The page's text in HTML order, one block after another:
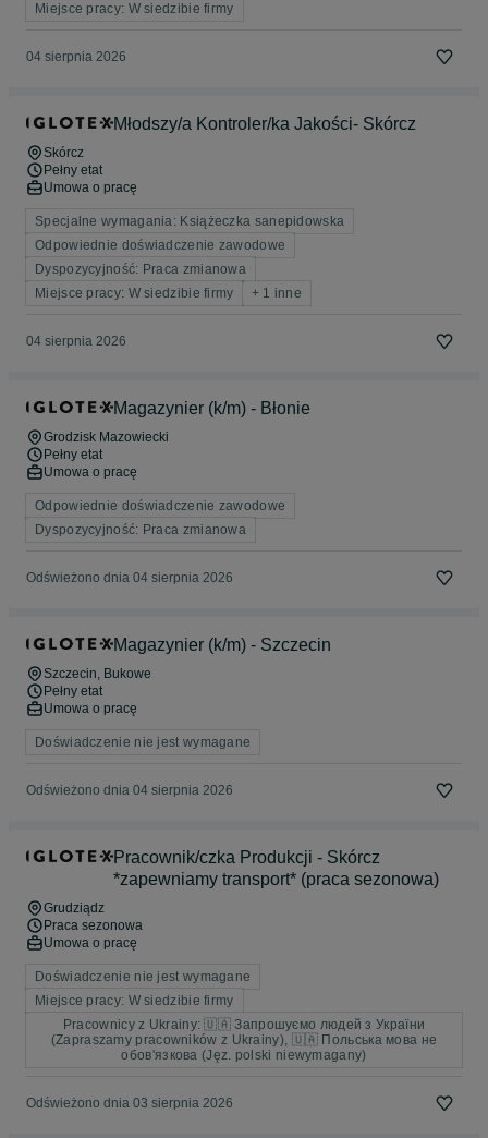
Miejsce pracy: W siedzibie firmy
04 sierpnia 2026
Młodszy/a Kontroler/ka Jakości- Skórcz
Skórcz
Pełny etat
Umowa o pracę
Specjalne wymagania: Książeczka sanepidowska
Odpowiednie doświadczenie zawodowe
Dyspozycyjność: Praca zmianowa
Miejsce pracy: W siedzibie firmy
+ 1 inne
04 sierpnia 2026
Magazynier (k/m) - Błonie
Grodzisk Mazowiecki
Pełny etat
Umowa o pracę
Odpowiednie doświadczenie zawodowe
Dyspozycyjność: Praca zmianowa
Odświeżono dnia 04 sierpnia 2026
Magazynier (k/m) - Szczecin
Szczecin, Bukowe
Pełny etat
Umowa o pracę
Doświadczenie nie jest wymagane
Odświeżono dnia 04 sierpnia 2026
Pracownik/czka Produkcji - Skórcz
*zapewniamy transport* (praca sezonowa)
Grudziądz
Praca sezonowa
Umowa o pracę
Doświadczenie nie jest wymagane
Miejsce pracy: W siedzibie firmy
Pracownicy z Ukrainy: 🇺🇦 Запрошуємо людей з України
(Zapraszamy pracowników z Ukrainy), 🇺🇦 Польська мова не
обов'язкова (Jęz. polski niewymagany)
Odświeżono dnia 03 sierpnia 2026